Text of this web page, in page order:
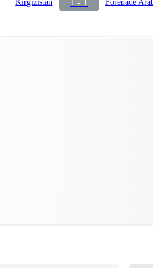
Kirgizistan Förenade